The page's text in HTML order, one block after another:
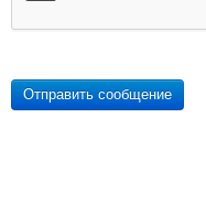
Отправить сообщение